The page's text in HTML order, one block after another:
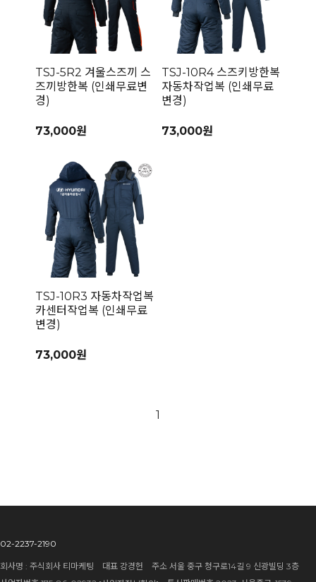
TSJ-5R2 겨울스즈끼 스
즈끼방한복 (인쇄무료변
경)
73,000원
TSJ-10R4 스즈키방한복
자동차작업복 (인쇄무료
변경)
73,000원
TSJ-10R3 자동차작업복
카센터작업복 (인쇄무료
변경)
73,000원
1
02-2237-2190
회사명 : 주식회사 티마케팅 대표 강경헌 주소 서울 중구 청구로14길 9 신광빌딩 3층